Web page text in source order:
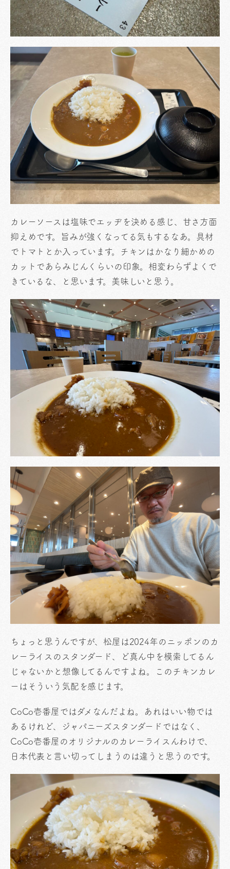
カレーソースは塩味でエッヂを決める感じ、甘さ方面
抑えめです。旨みが強くなってる気もするなあ。具材
でトマトとか入っています。チキンはかなり細かめの
カットであらみじんくらいの印象。相変わらずよくで
きているな、と思います。美味しいと思う。
ちょっと思うんですが、松屋は2024年のニッポンのカ
レーライスのスタンダード、ど真ん中を模索してるん
じゃないかと想像してるんですよね。このチキンカレ
ーはそういう気配を感じます。
CoCo壱番屋ではダメなんだよね。あれはいい物では
あるけれど、ジャパニーズスタンダードではなく、
CoCo壱番屋のオリジナルのカレーライスんわけで、
日本代表と言い切ってしまうのは違うと思うのです。